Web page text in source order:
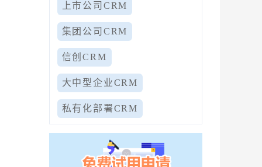
上市公司CRM
集团公司CRM
信创CRM
大中型企业CRM
私有化部署CRM